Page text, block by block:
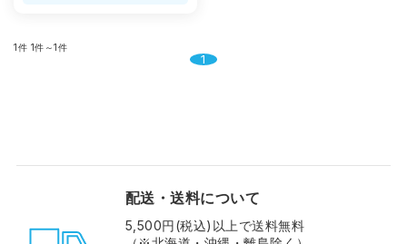
1件 1件～1件
1
配送・送料について
5,500円(税込)以上で送料無料